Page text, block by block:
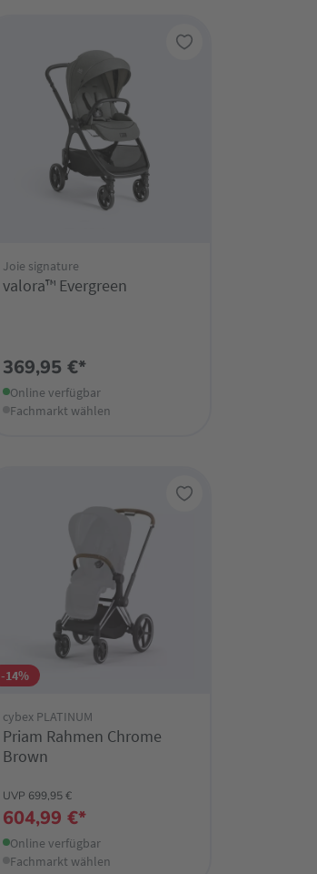
Joie signature
valora™ Evergreen
369,95 €*
Online verfügbar
Fachmarkt wählen
-14%
cybex PLATINUM
Priam Rahmen Chrome
Brown
UVP 699,95 €
604,99 €*
Online verfügbar
Fachmarkt wählen